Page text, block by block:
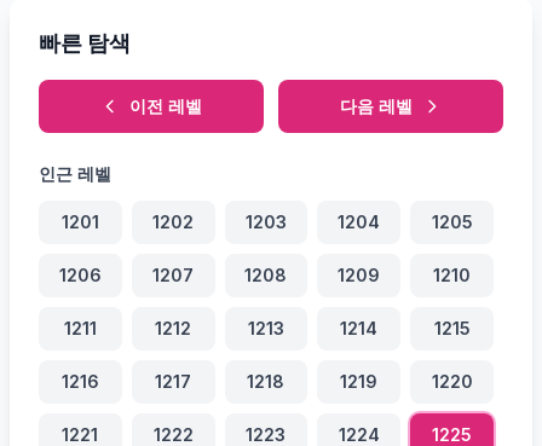
빠른 탐색
이전 레벨 다음 레벨
인근 레벨
1201 1202 1203 1204 1205
1206 1207 1208 1209 1210
1211 1212 1213 1214 1215
1216 1217 1218 1219 1220
1221 1222 1223 1224 1225